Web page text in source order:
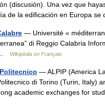
(discusión). Una vez que
de la edificación en Europa
— Université «
di Reggio Calabria
…
Wikipédia en Français
— ALPIP (America
di Torino (Turin, Italy)
academic exchanges for